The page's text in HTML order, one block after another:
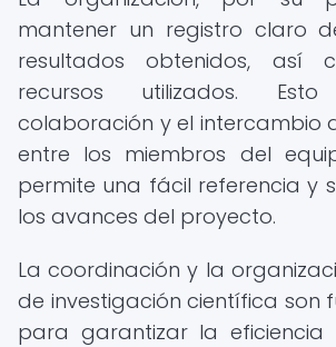
mantener un registro claro
resultados obtenidos, así
recursos utilizados.
colaboración y el intercambio
entre los miembros del
permite una fácil referencia y
los avances del proyecto.
La coordinación y la
de investigación científica son
para garantizar la eficiencia